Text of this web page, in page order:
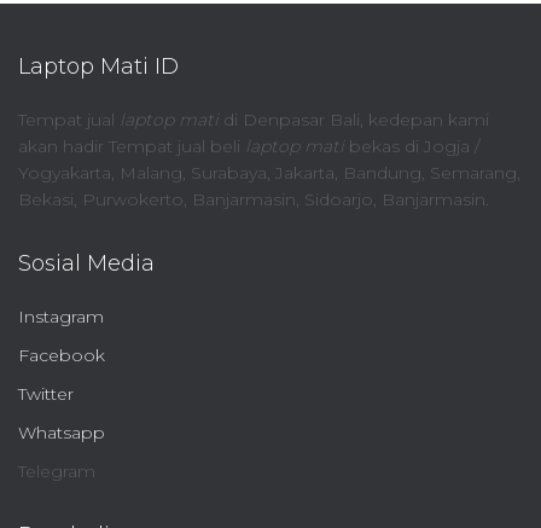
Laptop Mati ID
Tempat jual laptop matidi Denpasar Bali, kedepan kami
akan hadir Tempat jual beli laptop matibekas di Jogja /
Yogyakarta, Malang, Surabaya, Jakarta, Bandung, Semarang,
Bekasi, Purwokerto, Banjarmasin, Sidoarjo, Banjarmasin.
Sosial Media
Instagram
Facebook
Twitter
Whatsapp
Telegram